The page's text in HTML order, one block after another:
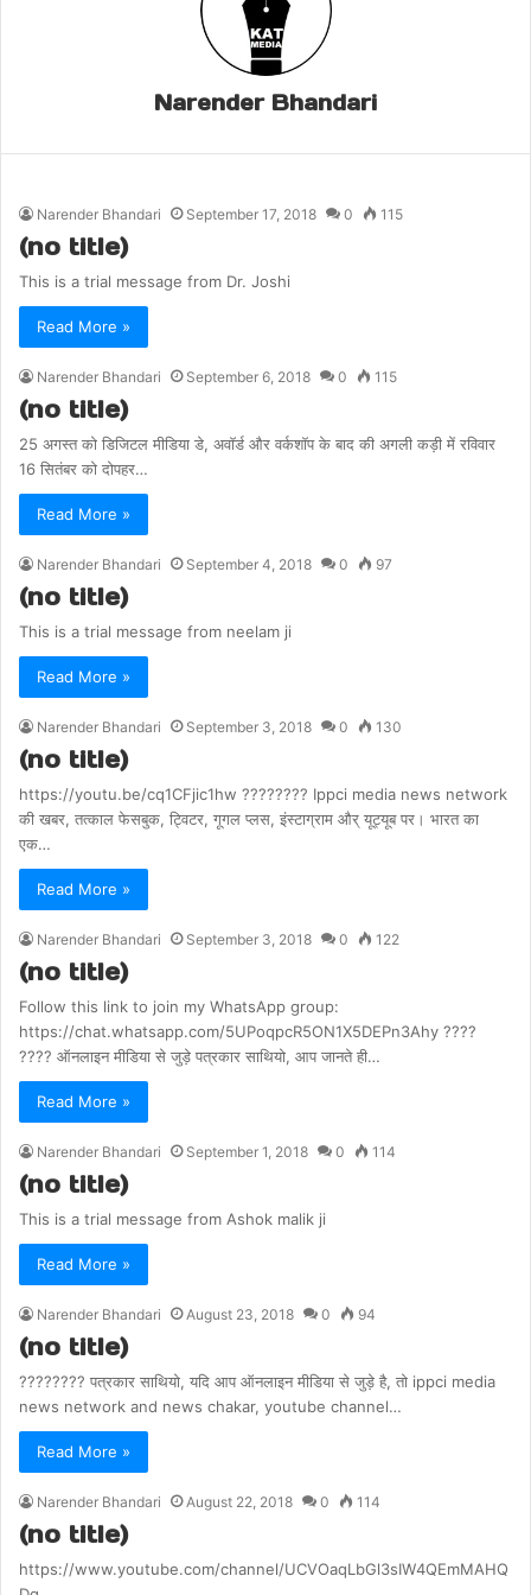
Narender Bhandari
Narender Bhandari September 17, 2018 0 115
(no title)
This is a trial message from Dr. Joshi
Read More »
Narender Bhandari September 6, 2018 0 115
(no title)
25 अगस्त को डिजिटल मीडिया डे, अवाॅर्ड और वर्कशॉप के बाद की अगली कड़ी में रविवार
16 सितंबर को दोपहर…
Read More »
Narender Bhandari September 4, 2018 0 97
(no title)
This is a trial message from neelam ji
Read More »
Narender Bhandari September 3, 2018 0 130
(no title)
https://youtu.be/cq1CFjic1hw ???????? Ippci media news network
की खबर, तत्काल फेसबुक, ट्विटर, गूगल प्लस, इंस्टाग्राम और् यूट्यूब पर। भारत का
एक…
Read More »
Narender Bhandari September 3, 2018 0 122
(no title)
Follow this link to join my WhatsApp group:
https://chat.whatsapp.com/5UPoqpcR5ON1X5DEPn3Ahy ????
???? ऑनलाइन मीडिया से जुड़े पत्रकार साथियो, आप जानते ही…
Read More »
Narender Bhandari September 1, 2018 0 114
(no title)
This is a trial message from Ashok malik ji
Read More »
Narender Bhandari August 23, 2018 0 94
(no title)
???????? पत्रकार साथियो, यदि आप ऑनलाइन मीडिया से जुड़े है, तो ippci media
news network and news chakar, youtube channel…
Read More »
Narender Bhandari August 22, 2018 0 114
(no title)
https://www.youtube.com/channel/UCVOaqLbGl3sIW4QEmMAHQ